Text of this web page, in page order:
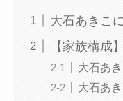
大石あきこ
【家族構成
大石あ
大石あ